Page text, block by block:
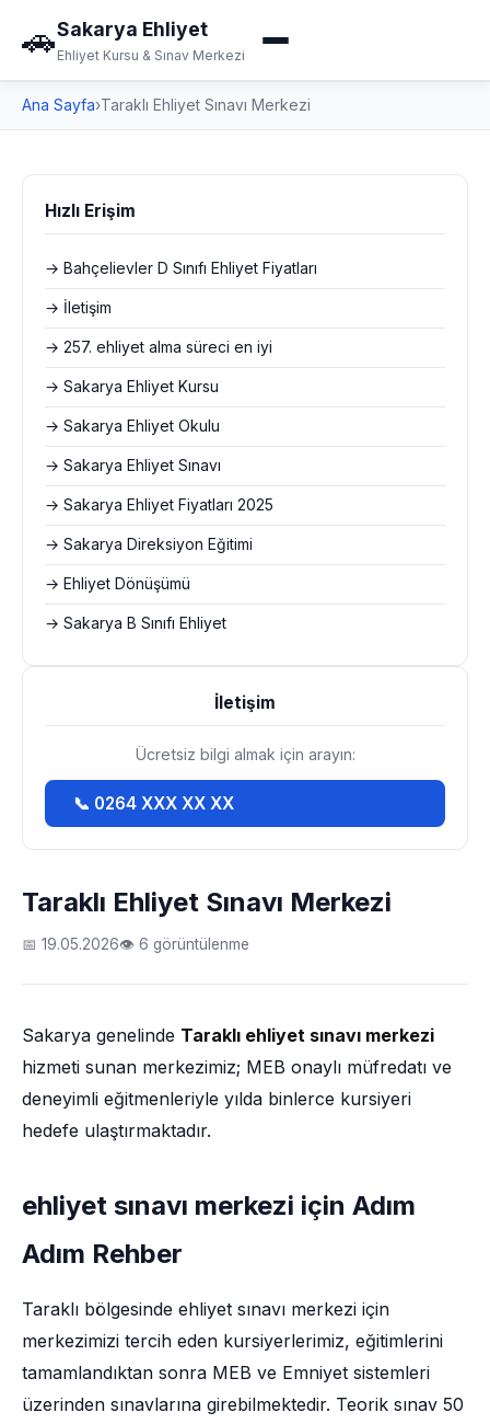
🚗Sakarya Ehliyet
Ehliyet Kursu & Sınav Merkezi
Ana Sayfa›Taraklı Ehliyet Sınavı Merkezi
Taraklı Ehliyet Sınavı Merkezi
📅 19.05.2026👁 6 görüntülenme
Sakarya genelinde Taraklı ehliyet sınavı merkezi
hizmeti sunan merkezimiz; MEB onaylı müfredatı ve
deneyimli eğitmenleriyle yılda binlerce kursiyeri
hedefe ulaştırmaktadır.
ehliyet sınavı merkezi için Adım
Adım Rehber
Taraklı bölgesinde ehliyet sınavı merkezi için
merkezimizi tercih eden kursiyerlerimiz, eğitimlerini
tamamlandıktan sonra MEB ve Emniyet sistemleri
üzerinden sınavlarına girebilmektedir. Teorik sınav 50
Hızlı Erişim
→ Bahçelievler D Sınıfı Ehliyet Fiyatları
→ İletişim
→ 257. ehliyet alma süreci en iyi
→ Sakarya Ehliyet Kursu
→ Sakarya Ehliyet Okulu
→ Sakarya Ehliyet Sınavı
→ Sakarya Ehliyet Fiyatları 2025
→ Sakarya Direksiyon Eğitimi
→ Ehliyet Dönüşümü
→ Sakarya B Sınıfı Ehliyet
İletişim
Ücretsiz bilgi almak için arayın:
📞 0264 XXX XX XX